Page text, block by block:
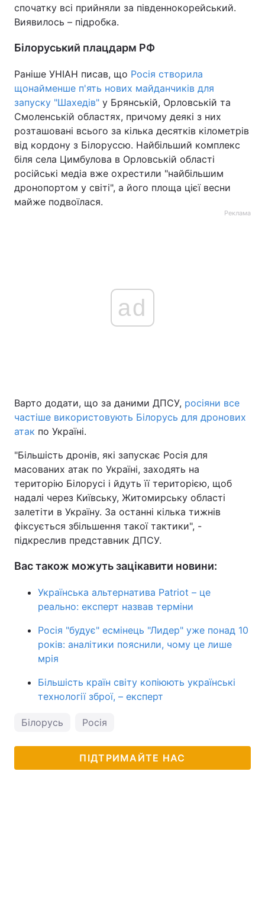
спочатку всі прийняли за південнокорейський.
Виявилось – підробка.
Білоруський плацдарм РФ
Раніше УНІАН писав, що Росія створила
щонайменше п'ять нових майданчиків для
запуску "Шахедів" у Брянській, Орловській та
Смоленській областях, причому деякі з них
розташовані всього за кілька десятків кілометрів
від кордону з Білоруссю. Найбільший комплекс
біля села Цимбулова в Орловській області
російські медіа вже охрестили "найбільшим
дронопортом у світі", а його площа цієї весни
майже подвоїлася.
Реклама
ad
Варто додати, що за даними ДПСУ, росіяни все
частіше використовують Білорусь для дронових
атак по Україні.
"Більшість дронів, які запускає Росія для
масованих атак по Україні, заходять на
територію Білорусі і йдуть її територією, щоб
надалі через Київську, Житомирську області
залетіти в Україну. За останні кілька тижнів
фіксується збільшення такої тактики", -
підкреслив представник ДПСУ.
Вас також можуть зацікавити новини:
Українська альтернатива Patriot – це
реально: експерт назвав терміни
Росія "будує" есмінець "Лидер" уже понад 10
років: аналітики пояснили, чому це лише
мрія
Більшість країн світу копіюють українські
технології зброї, – експерт
Білорусь Росія
ПІДТРИМАЙТЕ НАС